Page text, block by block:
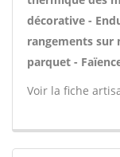
décorative -
rangements sur
parquet -
Voir la fiche